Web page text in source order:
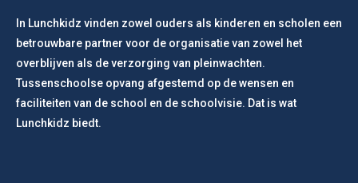
In Lunchkidz vinden zowel ouders als kinderen en scholen een
betrouwbare partner voor de organisatie van zowel het
overblijven als de verzorging van pleinwachten.
Tussenschoolse opvang afgestemd op de wensen en
faciliteiten van de school en de schoolvisie. Dat is wat
Lunchkidz biedt.